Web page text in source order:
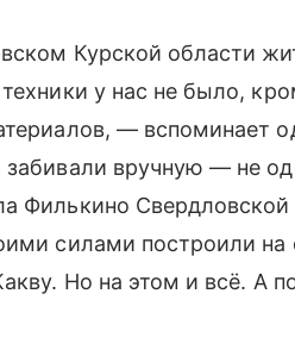
Курской области
у нас не было,
— вспоминает
вручную — не
Филькино
силами построили
Но на этом и всё. А